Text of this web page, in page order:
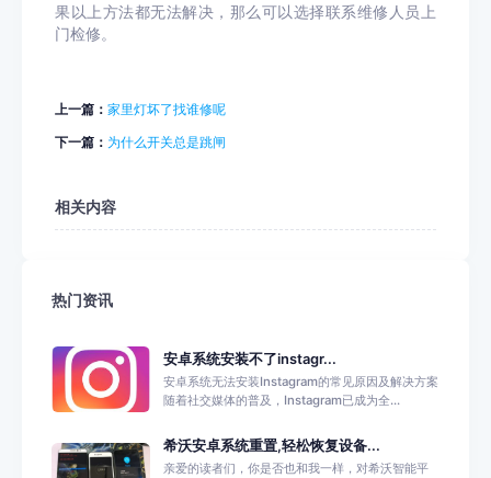
果以上方法都无法解决，那么可以选择联系维修人员上
门检修。
上一篇： 家里灯坏了找谁修呢
下一篇： 为什么开关总是跳闸
相关内容
热门资讯
安卓系统安装不了instagr...
安卓系统无法安装Instagram的常见原因及解决方案
随着社交媒体的普及，Instagram已成为全...
希沃安卓系统重置,轻松恢复设备...
亲爱的读者们，你是否也和我一样，对希沃智能平